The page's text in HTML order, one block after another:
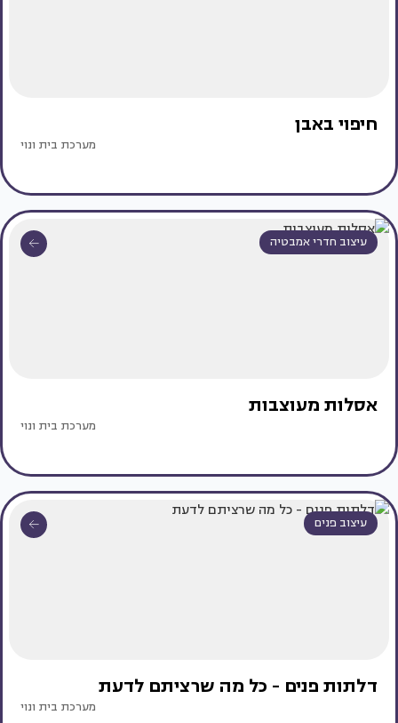
חיפוי באבן
מערכת בית ונוי
עיצוב חדרי אמבטיה
אסלות מעוצבות
מערכת בית ונוי
עיצוב פנים
דלתות פנים - כל מה שרציתם לדעת
מערכת בית ונוי